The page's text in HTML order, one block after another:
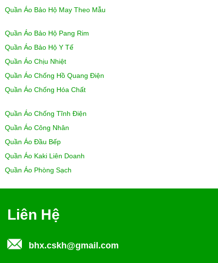
Quần Áo Bảo Hộ May Theo Mẫu
Quần Áo Bảo Hộ Pang Rim
Quần Áo Bảo Hộ Y Tế
Quần Áo Chịu Nhiệt
Quần Áo Chống Hồ Quang Điện
Quần Áo Chống Hóa Chất
Quần Áo Chống Tĩnh Điện
Quần Áo Công Nhân
Quần Áo Đầu Bếp
Quần Áo Kaki Liên Doanh
Quần Áo Phòng Sạch
Liên Hệ
bhx.cskh@gmail.com